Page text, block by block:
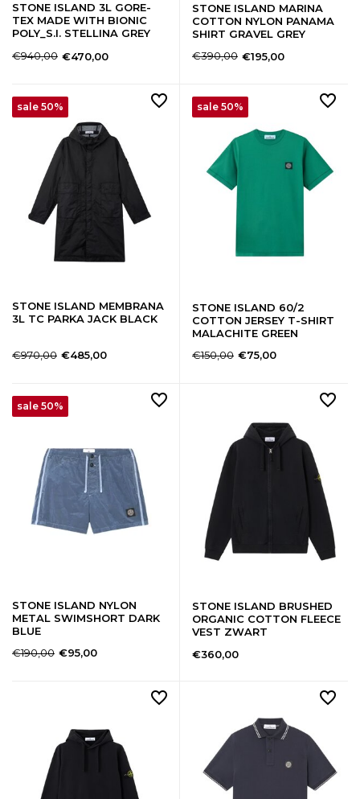
STONE ISLAND 3L GORE-
TEX MADE WITH BIONIC
POLY_S.I. STELLINA GREY
€940,00 €470,00
STONE ISLAND MARINA
COTTON NYLON PANAMA
SHIRT GRAVEL GREY
€390,00 €195,00
sale 50%
STONE ISLAND MEMBRANA
3L TC PARKA JACK BLACK
€970,00 €485,00
sale 50%
STONE ISLAND 60/2
COTTON JERSEY T-SHIRT
MALACHITE GREEN
€150,00 €75,00
sale 50%
STONE ISLAND NYLON
METAL SWIMSHORT DARK
BLUE
€190,00 €95,00
STONE ISLAND BRUSHED
ORGANIC COTTON FLEECE
VEST ZWART
€360,00